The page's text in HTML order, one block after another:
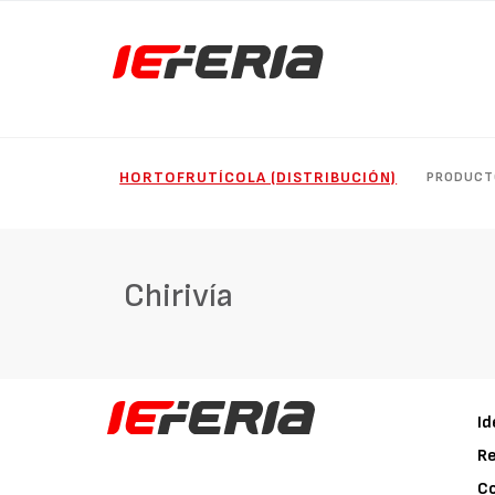
HORTOFRUTÍCOLA (DISTRIBUCIÓN)
Chirivía